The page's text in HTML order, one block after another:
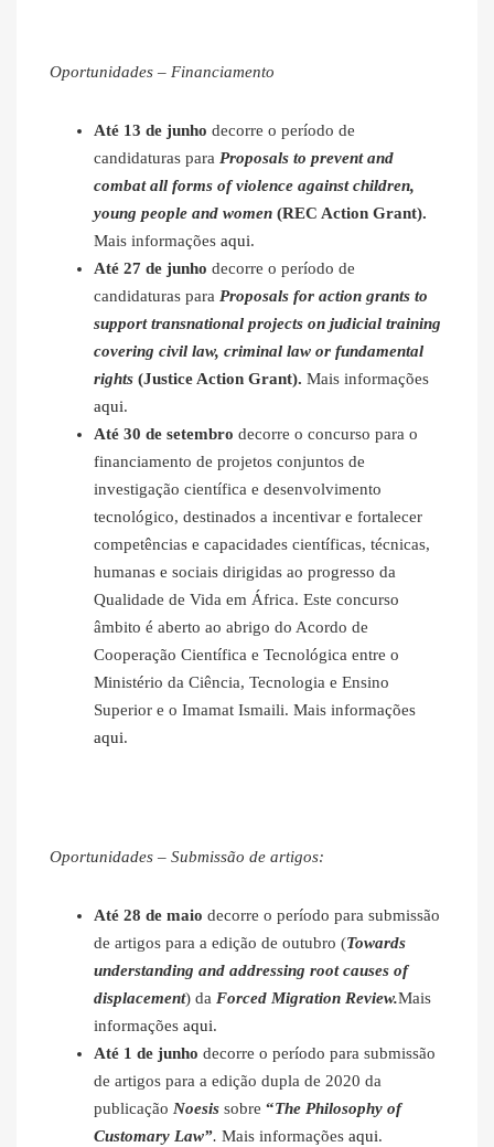
Oportunidades – Financiamento
Até 13 de junho decorre o período de
candidaturas para Proposals to prevent and
combat all forms of violence against children,
young people and women (REC Action Grant).
Mais informações aqui.
Até 27 de junho decorre o período de
candidaturas para Proposals for action grants to
support transnational projects on judicial training
covering civil law, criminal law or fundamental
rights (Justice Action Grant). Mais informações
aqui.
Até 30 de setembro decorre o concurso para o
financiamento de projetos conjuntos de
investigação científica e desenvolvimento
tecnológico, destinados a incentivar e fortalecer
competências e capacidades científicas, técnicas,
humanas e sociais dirigidas ao progresso da
Qualidade de Vida em África. Este concurso
âmbito é aberto ao abrigo do Acordo de
Cooperação Científica e Tecnológica entre o
Ministério da Ciência, Tecnologia e Ensino
Superior e o Imamat Ismaili. Mais informações
aqui.
Oportunidades – Submissão de artigos:
Até 28 de maio decorre o período para submissão
de artigos para a edição de outubro (Towards
understanding and addressing root causes of
displacement) da Forced Migration Review.Mais
informações aqui.
Até 1 de junho decorre o período para submissão
de artigos para a edição dupla de 2020 da
publicação Noesis sobre “The Philosophy of
Customary Law”. Mais informações aqui.